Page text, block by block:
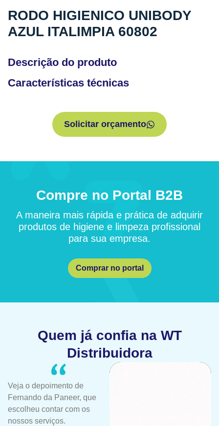
RODO HIGIENICO UNIBODY
AZUL ITALIMPIA 60802
Descrição do produto
Características técnicas
Solicitar orçamento
Compre no Portal B2B
A maneira mais rápida e prática de adquirir
produtos de higiene e limpeza profissional
para sua empresa.
Comprar no portal
Quem já confia na WT
Distribuidora
Veja o depoimento de
Fernando da Paneer, que
escolheu contar com os
nossos serviços.